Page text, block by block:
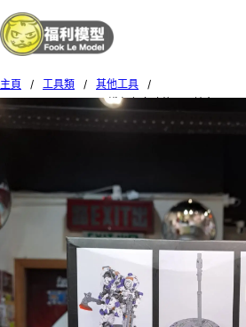
主頁 / 工具類 / 其他工具
/
MADWORKS IPM-03 淺灰色多功能展示地台 99433